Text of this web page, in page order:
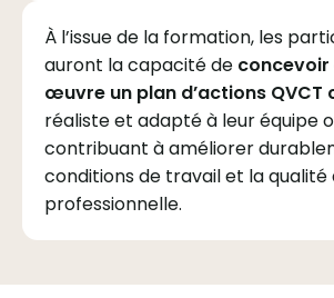
À l’issue de la formation, les
auront la capacité de
œuvre un plan d’actions QVCT
réaliste et adapté à leur équipe
contribuant à améliorer
conditions de travail et la qualité
professionnelle.